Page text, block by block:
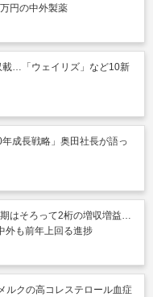
円の中外製薬
載…「ウェイリズ」など10新
成長戦略」奥田社長が語っ
はそろって2桁の増収増益…
外も前年上回る進捗
ルクの高コレステロール血症